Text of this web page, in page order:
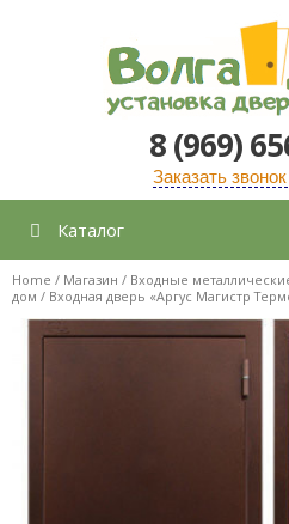
содержимому
8 (969)
Заказать
Каталог
Home / Магазин / Входные
дом / Входная дверь «Аргус Магистр